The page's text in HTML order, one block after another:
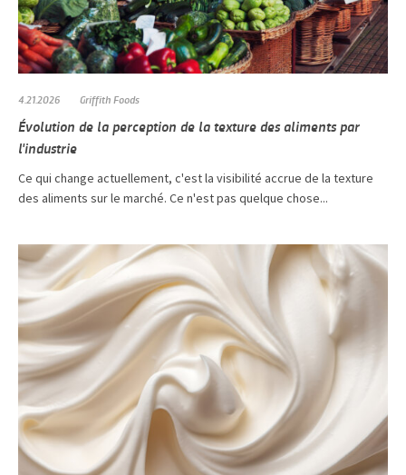
4.21.2026 Griffith Foods
Évolution de la perception de la texture des aliments par
l'industrie
Ce qui change actuellement, c'est la visibilité accrue de la texture
des aliments sur le marché. Ce n'est pas quelque chose...